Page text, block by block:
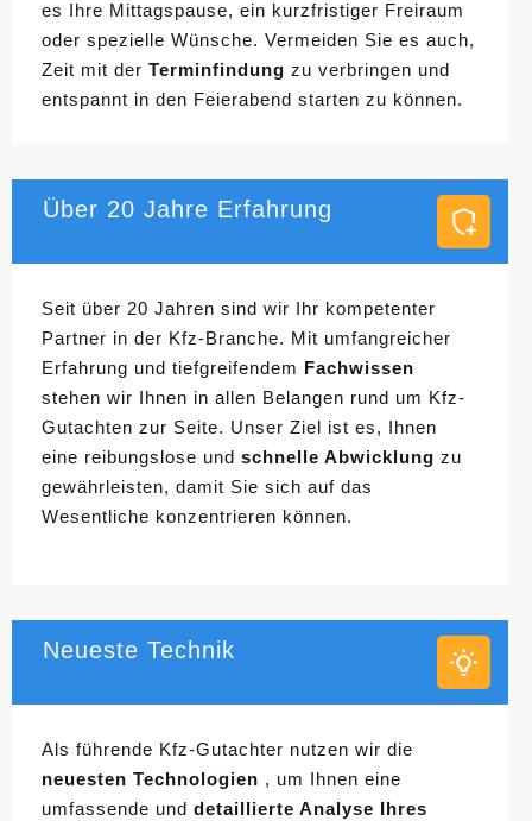
es Ihre Mittagspause, ein kurzfristiger Freiraum
oder spezielle Wünsche. Vermeiden Sie es auch,
Zeit mit der Terminfindung zu verbringen und
entspannt in den Feierabend starten zu können.
Über 20 Jahre Erfahrung
Seit über 20 Jahren sind wir Ihr kompetenter
Partner in der Kfz-Branche. Mit umfangreicher
Erfahrung und tiefgreifendem Fachwissen
stehen wir Ihnen in allen Belangen rund um Kfz-
Gutachten zur Seite. Unser Ziel ist es, Ihnen
eine reibungslose und schnelle Abwicklung zu
gewährleisten, damit Sie sich auf das
Wesentliche konzentrieren können.
Neueste Technik
Als führende Kfz-Gutachter nutzen wir die
neuesten Technologien , um Ihnen eine
umfassende und detaillierte Analyse Ihres